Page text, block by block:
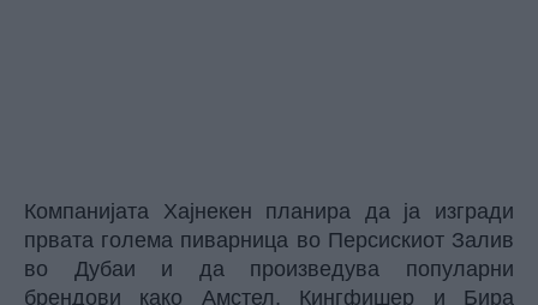
Компанијата Хајнекен планира да ја изгради
првата голема пиварница во Персискиот Залив
во Дубаи и да произведува популарни
брендови како Амстел, Кингфишер и Бира